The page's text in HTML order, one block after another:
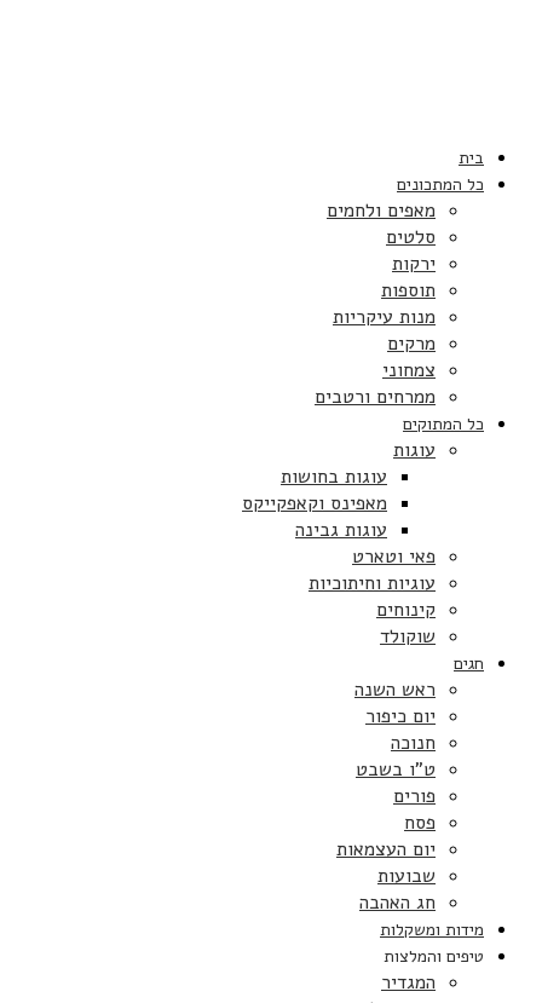
בית
כל המתכונים
מאפים ולחמים
סלטים
ירקות
תוספות
מנות עיקריות
מרקים
צמחוני
ממרחים ורטבים
כל המתוקים
עוגות
עוגות בחושות
מאפינס וקאפקייקס
עוגות גבינה
פאי וטארט
עוגיות וחיתוכיות
קינוחים
שוקולד
חגים
ראש השנה
יום כיפור
חנוכה
ט”ו בשבט
פורים
פסח
יום העצמאות
שבועות
חג האהבה
מידות ומשקלות
טיפים והמלצות
המגדיר